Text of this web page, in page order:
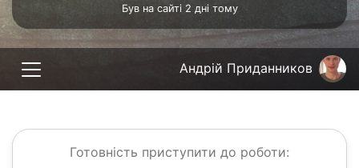
Був на сайті 2 дні тому
Андрій Приданников
Готовність приступити до роботи: